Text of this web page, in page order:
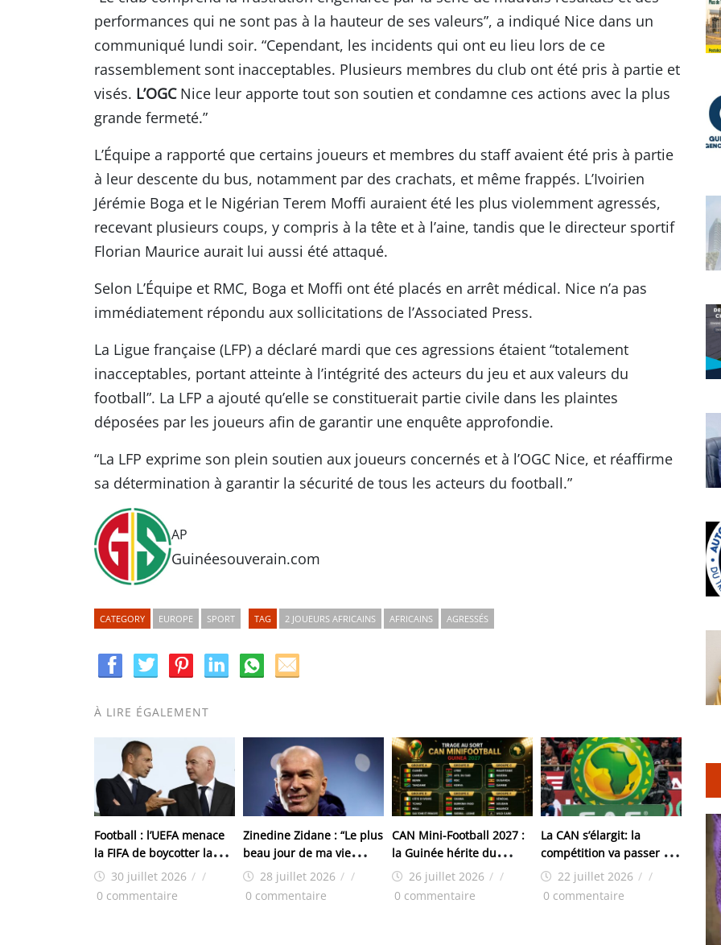
performances qui ne sont pas à la hauteur de ses valeurs”, a indiqué Nice dans un
communiqué lundi soir. “Cependant, les incidents qui ont eu lieu lors de ce
rassemblement sont inacceptables. Plusieurs membres du club ont été pris à partie et
visés. L’OGCNice leur apporte tout son soutien et condamne ces actions avec la plus
grande fermeté.”
L’Équipe a rapporté que certains joueurs et membres du staff avaient été pris à partie
à leur descente du bus, notamment par des crachats, et même frappés. L’Ivoirien
Jérémie Boga et le Nigérian Terem Moffi auraient été les plus violemment agressés,
recevant plusieurs coups, y compris à la tête et à l’aine, tandis que le directeur sportif
Florian Maurice aurait lui aussi été attaqué.
Selon L’Équipe et RMC, Boga et Moffi ont été placés en arrêt médical. Nice n’a pas
immédiatement répondu aux sollicitations de l’Associated Press.
La Ligue française (LFP) a déclaré mardi que ces agressions étaient “totalement
inacceptables, portant atteinte à l’intégrité des acteurs du jeu et aux valeurs du
football”. La LFP a ajouté qu’elle se constituerait partie civile dans les plaintes
déposées par les joueurs afin de garantir une enquête approfondie.
“La LFP exprime son plein soutien aux joueurs concernés et à l’OGC Nice, et réaffirme
sa détermination à garantir la sécurité de tous les acteurs du football.”
AP
Guinéesouverain.com
CATEGORY EUROPE SPORT TAG 2 JOUEURS AFRICAINS AFRICAINS AGRESSÉS
À LIRE ÉGALEMENT
Football : l’UEFA menace
la FIFA de boycotter la
Coupe du Monde
30 juillet 2026 / /
0 commentaire
Zinedine Zidane : “Le plus
beau jour de ma vie
d’entraîneur”
28 juillet 2026 / /
0 commentaire
CAN Mini-Football 2027 :
la Guinée hérite du
groupe A, les grandes
résolutions de la
26 juillet 2026 / /
0 commentaire
La CAN s’élargit: la
compétition va passer de
24 à 28 equipes
22 juillet 2026 / /
0 commentaire